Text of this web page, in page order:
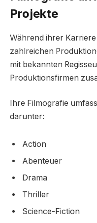
Projekte
Während ihrer
zahlreichen
mit bekannten
Produktionsfirmen
Ihre Filmografie
darunter:
Action
Abenteuer
Drama
Thriller
Science-Fiction